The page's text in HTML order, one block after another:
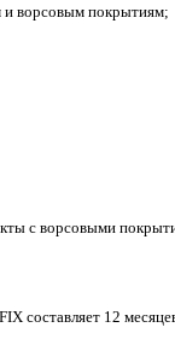
и ворсовым покрытиям;
с ворсовыми
составляет 12